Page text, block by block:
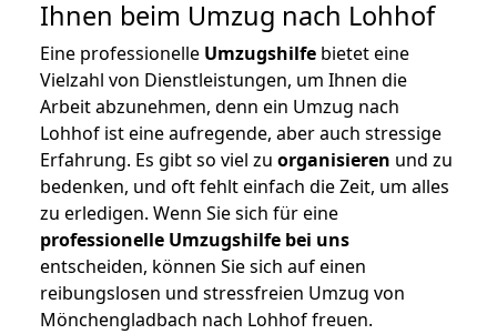
Ihnen beim Umzug nach Lohhof
Eine professionelle Umzugshilfe bietet eine
Vielzahl von Dienstleistungen, um Ihnen die
Arbeit abzunehmen, denn ein Umzug nach
Lohhof ist eine aufregende, aber auch stressige
Erfahrung. Es gibt so viel zu organisieren und zu
bedenken, und oft fehlt einfach die Zeit, um alles
zu erledigen. Wenn Sie sich für eine
professionelle Umzugshilfe bei uns
entscheiden, können Sie sich auf einen
reibungslosen und stressfreien Umzug von
Mönchengladbach nach Lohhof freuen.